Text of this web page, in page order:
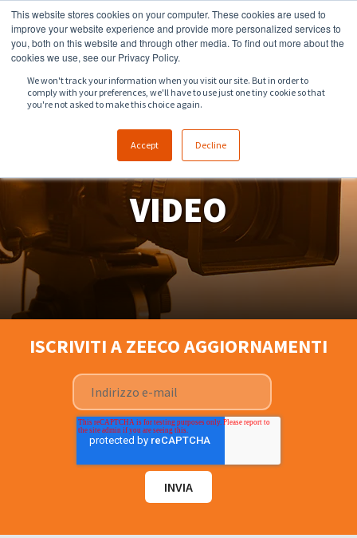
This website stores cookies on your computer. These cookies are used to
improve your website experience and provide more personalized services to
you, both on this website and through other media. To find out more about the
cookies we use, see our Privacy Policy.
We won't track your information when you visit our site. But in order to
comply with your preferences, we'll have to use just one tiny cookie so that
you're not asked to make this choice again.
Accept Decline
918.258.8551 sales@zeeco.com
VIDEO
ISCRIVITI A ZEECO AGGIORNAMENTI